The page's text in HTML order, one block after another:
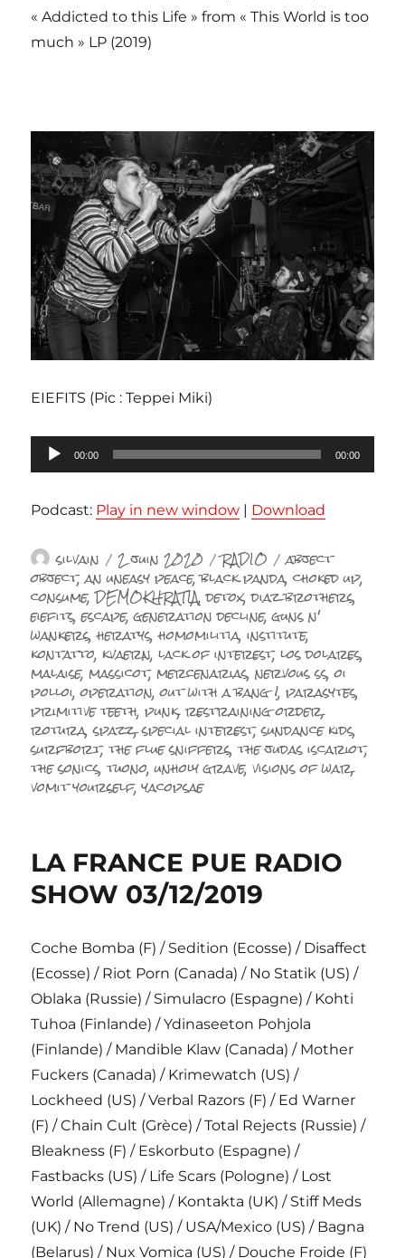
« Addicted to this Life » from « This World is too
much » LP (2019)
EIEFITS (Pic : Teppei Miki)
Lecteur
audio
00:00 00:00
Podcast: Play in new window | Download
Auteur
silvain Publié
le
2 juin 2020 Catégories
RADIO Étiquettes
abject
object,an uneasy peace,black panda,choked up,
consume,DEMOKHRATIA,detox,diaz brothers,
eiefits,escape,generation decline,guns n'
wankers,heratys,homomilitia,institute,
kontatto, kvaern,lack of interest,los dolares,
malaise,massicot,mercenarias,nervous ss,oi
polloi,operation,out with a bang !,parasytes,
primitive teeth,punk,restraining order,
rotura,spazz,special interest,sundance kids,
surfbort,the flue sniffers,the judas iscariot,
the sonics,tuono,unholy grave,visions of war,
vomit yourself,yacopsae
LA FRANCE PUE RADIO
SHOW 03/12/2019
Coche Bomba (F) / Sedition (Ecosse) / Disaffect
(Ecosse) / Riot Porn (Canada) / No Statik (US) /
Oblaka (Russie) / Simulacro (Espagne) / Kohti
Tuhoa (Finlande) / Ydinaseeton Pohjola
(Finlande) / Mandible Klaw (Canada) / Mother
Fuckers (Canada) / Krimewatch (US) /
Lockheed (US) / Verbal Razors (F) / Ed Warner
(F) / Chain Cult (Grèce) / Total Rejects (Russie) /
Bleakness (F) / Eskorbuto (Espagne) /
Fastbacks (US) / Life Scars (Pologne) / Lost
World (Allemagne) / Kontakta (UK) / Stiff Meds
(UK) / No Trend (US) / USA/Mexico (US) / Bagna
(Belarus) / Nux Vomica (US) / Douche Froide (F)